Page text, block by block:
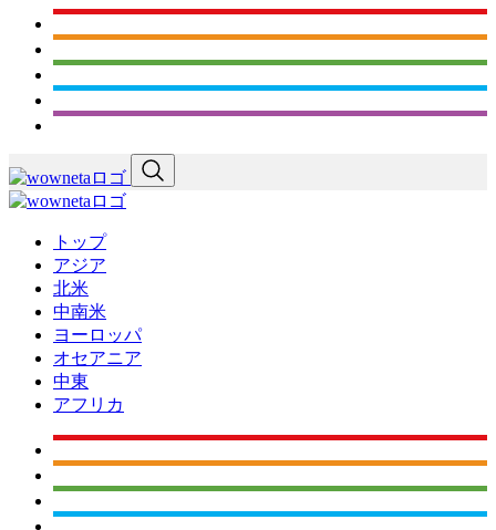
トップ
アジア
北米
中南米
ヨーロッパ
オセアニア
中東
アフリカ